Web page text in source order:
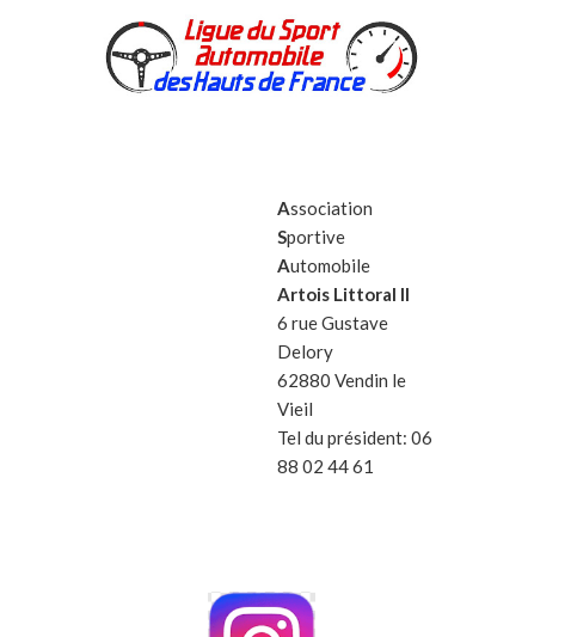
Association
Sportive
Automobile
Artois Littoral II
6 rue Gustave
Delory
62880 Vendin le
Vieil
Tel du président: 06
88 02 44 61